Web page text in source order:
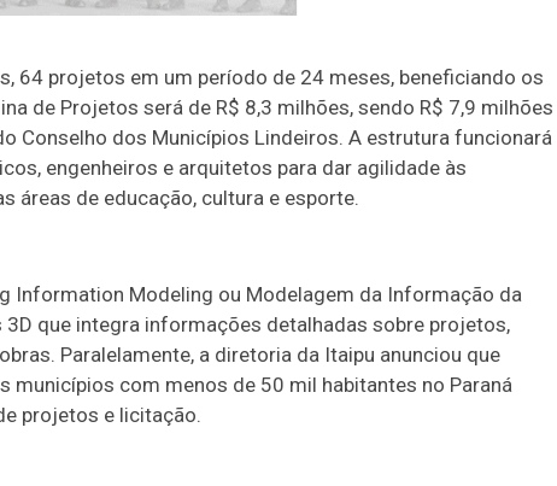
64 projetos em um período de 24 meses, beneficiando os
de Projetos será de R$ 8,3 milhões, sendo R$ 7,9 milhões
Conselho dos Municípios Lindeiros. A estrutura funcionará
engenheiros e arquitetos para dar agilidade às
áreas de educação, cultura e esporte.
Information Modeling ou Modelagem da Informação da
que integra informações detalhadas sobre projetos,
Paralelamente, a diretoria da Itaipu anunciou que
com menos de 50 mil habitantes no Paraná
projetos e licitação.